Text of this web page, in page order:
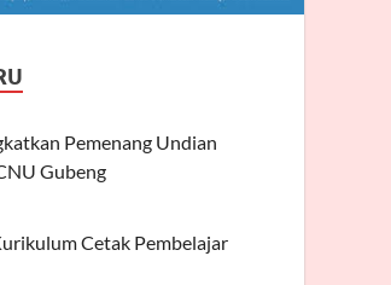
Pemenang Undian
Gubeng
Cetak Pembelajar